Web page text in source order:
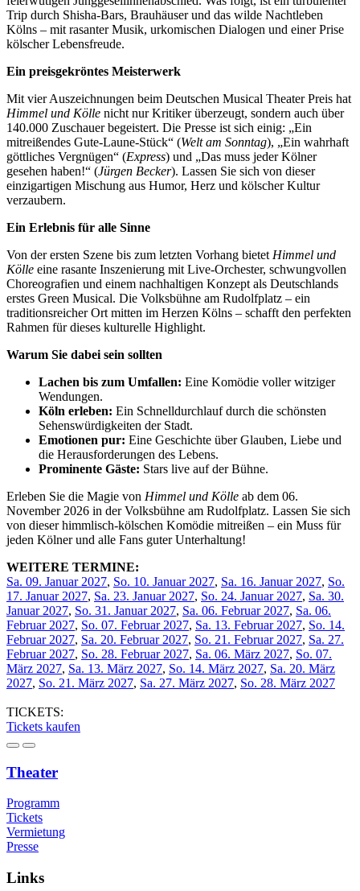
Trip durch Shisha-Bars, Brauhäuser und das wilde Nachtleben
Kölns – mit rasanter Musik, urkomischen Dialogen und einer Prise
kölscher Lebensfreude.
Ein preisgekröntes Meisterwerk
Mit vier Auszeichnungen beim Deutschen Musical Theater Preis hat
Himmel und Kölle nicht nur Kritiker überzeugt, sondern auch über
140.000 Zuschauer begeistert. Die Presse ist sich einig: „Ein
mitreißendes Gute-Laune-Stück“ (Welt am Sonntag), „Ein wahrhaft
göttliches Vergnügen“ (Express) und „Das muss jeder Kölner
gesehen haben!“ (Jürgen Becker). Lassen Sie sich von dieser
einzigartigen Mischung aus Humor, Herz und kölscher Kultur
verzaubern.
Ein Erlebnis für alle Sinne
Von der ersten Szene bis zum letzten Vorhang bietet Himmel und
Kölle eine rasante Inszenierung mit Live-Orchester, schwungvollen
Choreografien und einem nachhaltigen Konzept als Deutschlands
erstes Green Musical. Die Volksbühne am Rudolfplatz – ein
traditionsreicher Ort mitten im Herzen Kölns – schafft den perfekten
Rahmen für dieses kulturelle Highlight.
Warum Sie dabei sein sollten
Lachen bis zum Umfallen: Eine Komödie voller witziger
Wendungen.
Köln erleben: Ein Schnelldurchlauf durch die schönsten
Sehenswürdigkeiten der Stadt.
Emotionen pur: Eine Geschichte über Glauben, Liebe und
die Herausforderungen des Lebens.
Prominente Gäste: Stars live auf der Bühne.
Erleben Sie die Magie von Himmel und Kölle ab dem 06.
November 2026 in der Volksbühne am Rudolfplatz. Lassen Sie sich
von dieser himmlisch-kölschen Komödie mitreißen – ein Muss für
jeden Kölner und alle Fans guter Unterhaltung!
WEITERE TERMINE:
Sa. 09. Januar 2027, So. 10. Januar 2027, Sa. 16. Januar 2027, So.
17. Januar 2027, Sa. 23. Januar 2027, So. 24. Januar 2027, Sa. 30.
Januar 2027, So. 31. Januar 2027, Sa. 06. Februar 2027, Sa. 06.
Februar 2027, So. 07. Februar 2027, Sa. 13. Februar 2027, So. 14.
Februar 2027, Sa. 20. Februar 2027, So. 21. Februar 2027, Sa. 27.
Februar 2027, So. 28. Februar 2027, Sa. 06. März 2027, So. 07.
März 2027, Sa. 13. März 2027, So. 14. März 2027, Sa. 20. März
2027, So. 21. März 2027, Sa. 27. März 2027, So. 28. März 2027
TICKETS:
Tickets kaufen
Theater
Programm
Tickets
Vermietung
Presse
Links